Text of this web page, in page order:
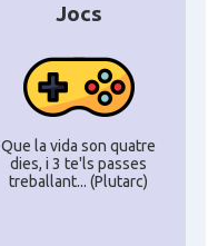
Jocs
Que la vida son quatre
dies, i 3 te'ls passes
treballant... (Plutarc)